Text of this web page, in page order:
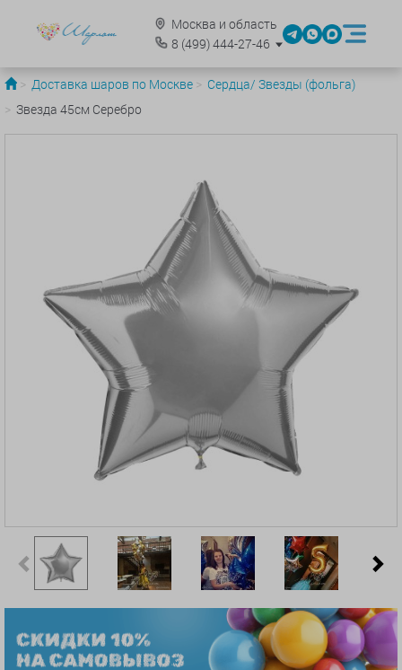
Москва и область
8 (499)444-27-46
Доставка шаров по Москве
Сердца/ Звезды (фольга)
Звезда 45см Серебро
Previous